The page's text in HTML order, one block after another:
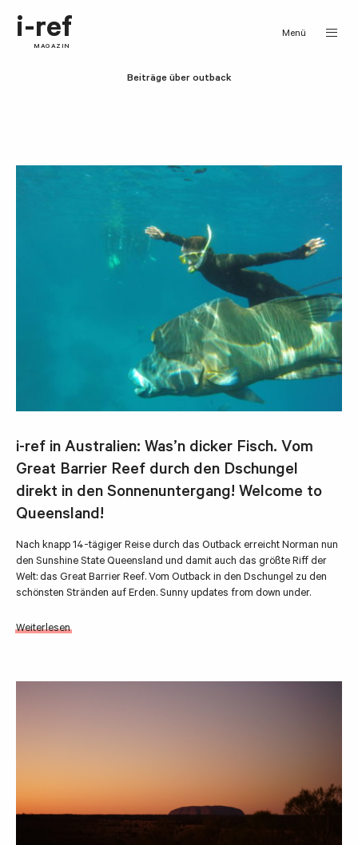
i-ref
MAGAZIN
Menü
Beiträge über outback
i-ref in Australien: Was’n dicker Fisch. Vom
Great Barrier Reef durch den Dschungel
direkt in den Sonnenuntergang! Welcome to
Queensland!
Nach knapp 14-tägiger Reise durch das Outback erreicht Norman nun
den Sunshine State Queensland und damit auch das größte Riff der
Welt: das Great Barrier Reef. Vom Outback in den Dschungel zu den
schönsten Stränden auf Erden. Sunny updates from down under.
Weiterlesen